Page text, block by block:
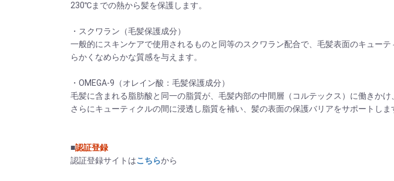
230℃までの熱から髪を保護します。
・スクワラン（毛髪保護成分）
一般的にスキンケアで使用されるものと同等のスクワラン配合で、毛髪表面のキュー
らかくなめらかな質感を与えます。
・OMEGA-9（オレイン酸：毛髪保護成分）
毛髪に含まれる脂肪酸と同一の脂質が、毛髪内部の中間層（コルテックス）に働きかけ
さらにキューティクルの間に浸透し脂質を補い、髪の表面の保護バリアをサポートしま
■認証登録
認証登録サイトはこちらから